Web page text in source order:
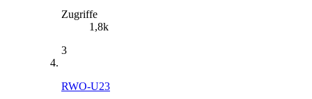
Zugriffe
1,8k
3
RWO-U23